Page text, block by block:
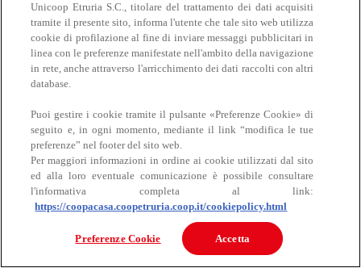
Carne
Carne
Bovino
Unicoop Etruria S.C., titolare del trattamento dei dati acquisiti
tramite il presente sito, informa l'utente che tale sito web utilizza
cookie di profilazione al fine di inviare messaggi pubblicitari in
linea con le preferenze manifestate nell'ambito della navigazione
in rete, anche attraverso l'arricchimento dei dati raccolti con altri
database.
Puoi gestire i cookie tramite il pulsante «Preferenze Cookie» di
seguito e, in ogni momento, mediante il link “modifica le tue
preferenze” nel footer del sito web.
Per maggiori informazioni in ordine ai cookie utilizzati dal sito
ed alla loro eventuale comunicazione è possibile consultare
l'informativa completa al link:
https://coopacasa.coopetruria.coop.it/cookiepolicy.html
Preferenze Cookie Accetta